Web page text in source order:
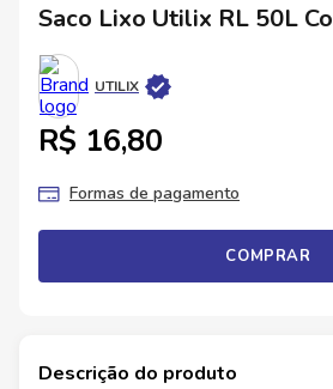
CUPOM DE DESCONTO
Saco Lixo Utilix RL 50L
UTILIX
R$ 16,80
Formas de pagamento
COMPRAR
Descrição do produto
3º
cerveja
4º
carne
5º arroz